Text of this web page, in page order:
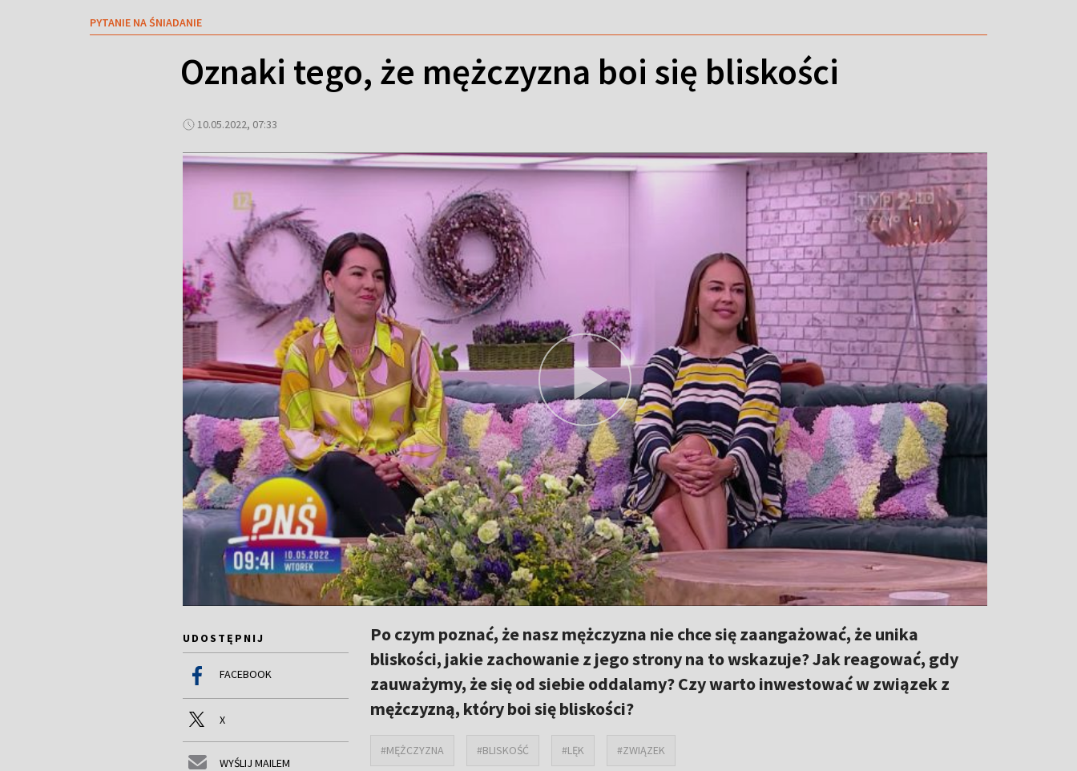
PYTANIE NA ŚNIADANIE
Oznaki tego, że mężczyzna boi się bliskości
10.05.2022, 07:33
UDOSTĘPNIJ
FACEBOOK
X
WYŚLIJ MAILEM
Po czym poznać, że nasz mężczyzna nie chce się zaangażować, że unika
bliskości, jakie zachowanie z jego strony na to wskazuje? Jak reagować, gdy
zauważymy, że się od siebie oddalamy? Czy warto inwestować w związek z
mężczyzną, który boi się bliskości?
#MĘŻCZYZNA #BLISKOŚĆ #LĘK #ZWIĄZEK